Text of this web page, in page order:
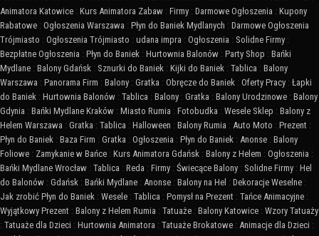
Animatora Katowice : Kurs Animatora Zabaw : Firmy : Darmowe Ogłoszenia : Kupony
Rabatowe : Ogłoszenia Warszawa : Płyn do Baniek Mydlanych : Darmowe Ogłoszenia
Trójmiasto : Ogłoszenia Trójmiasto : udana impra : Ogłoszenia : Solidne Firmy :
Bezpłatne Ogłoszenia : Płyn do Baniek : Hurtownia Balonów : Party Shop : Bańki
Mydlane : Balony Gdańsk : Sznurki do Baniek : Kijki do Baniek : Tablica : Balony
Warszawa : Panorama Firm : Balony : Gratka : Obręcze do Baniek : Oferty Pracy : Łapki
do Baniek : Hurtownia Balonów : Tablica : Balony : Gratka : Balony Urodzinowe : Balony
Gdynia : Bańki Mydlane Kraków : Miasto Rumia : Fotobudka : Wesele Sklep : Balony z
Helem Warszawa : Gratka : Tablica : Halloween : Balony Rumia : Auto Moto : Prezent :
Płyn do Baniek : Baza Firm : Gratka : Ogłoszenia : Płyn do Baniek : Anonse : Balony
Foliowe : Zamykanie w Bańce : Kurs Animatora Gdańsk : Balony z Helem : Ogłoszenia :
Bańki Mydlane Wrocław : Tablica : Reda : Firmy : Świecące Balony : Solidne Firmy : Hel
do Balonów : Gdańsk : Bańki Mydlane : Anonse : Balony na Hel : Dekoracje Weselne :
Jak zrobić Płyn do Baniek : Wesele : Tablica : Pomysł na Prezent : Tańce Animacyjne :
Wyjątkowy Prezent : Balony z Helem Rumia : Tatuaże : Balony Katowice : Wzory Tatuaży
: Tatuaże dla Dzieci : Hurtownia Animatora : Tatuaże Brokatowe : Animacje dla Dzieci :